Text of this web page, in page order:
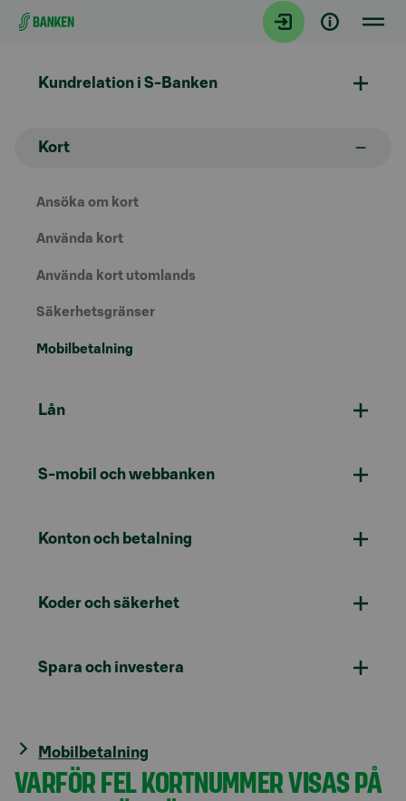
Gå direkt till innehållet
Kundrelation i S-Banken
Kort
Ansöka om kort
Använda kort
Använda kort utomlands
Säkerhetsgränser
Mobilbetalning
Lån
S-mobil och webbanken
Konton och betalning
Koder och säkerhet
Spara och investera
Mobilbetalning
VARFÖR FEL KORTNUMMER VISAS PÅ